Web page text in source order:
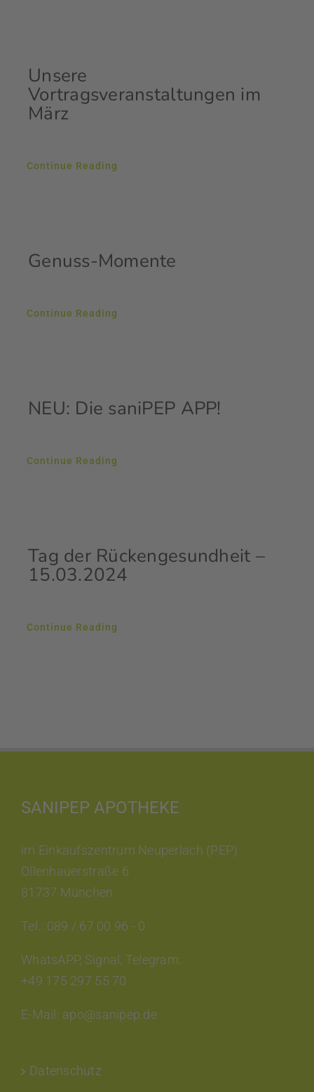
Unsere
Vortragsveranstaltungen im
März
Continue Reading
Genuss-Momente
Continue Reading
NEU: Die saniPEP APP!
Continue Reading
Tag der Rückengesundheit –
15.03.2024
Continue Reading
SANIPEP APOTHEKE
im Einkaufszentrum Neuperlach (PEP)
Ollenhauerstraße 6
81737 München
Tel.: 089 / 67 00 96 - 0
WhatsAPP, Signal, Telegram:
+49 175 297 55 70
E-Mail: apo@sanipep.de
Datenschutz